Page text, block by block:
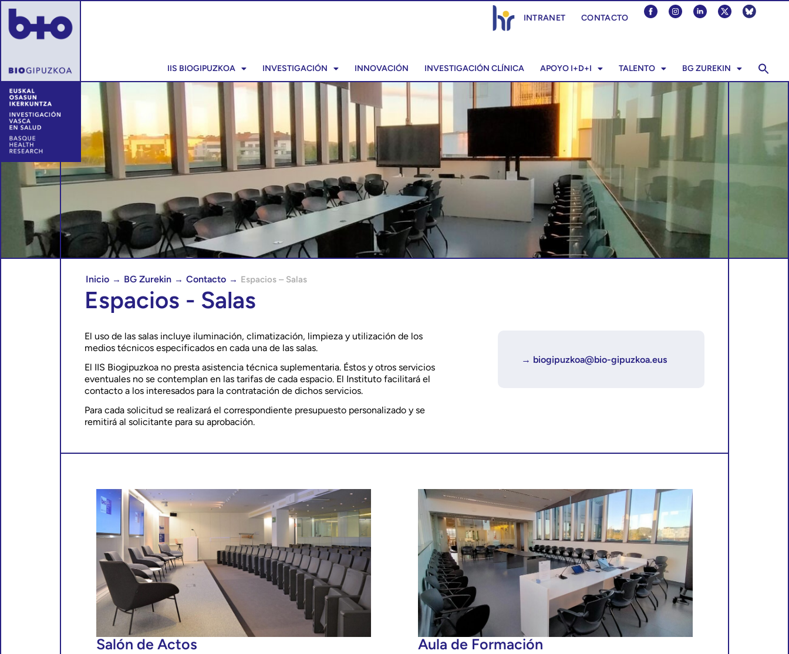
INTRANET CONTACTO
IIS BIOGIPUZKOA INVESTIGACIÓN INNOVACIÓN INVESTIGACIÓN CLÍNICA APOYO I+D+I TALENTO BG ZUREKIN
Inicio → BG Zurekin → Contacto → Espacios – Salas
Espacios - Salas
El uso de las salas incluye iluminación, climatización, limpieza y utilización de los
medios técnicos especificados en cada una de las salas.
El IIS Biogipuzkoa no presta asistencia técnica suplementaria. Éstos y otros servicios
eventuales no se contemplan en las tarifas de cada espacio. El Instituto facilitará el
contacto a los interesados para la contratación de dichos servicios.
Para cada solicitud se realizará el correspondiente presupuesto personalizado y se
remitirá al solicitante para su aprobación.
→ biogipuzkoa@bio-gipuzkoa.eus
Salón de Actos Aula de Formación